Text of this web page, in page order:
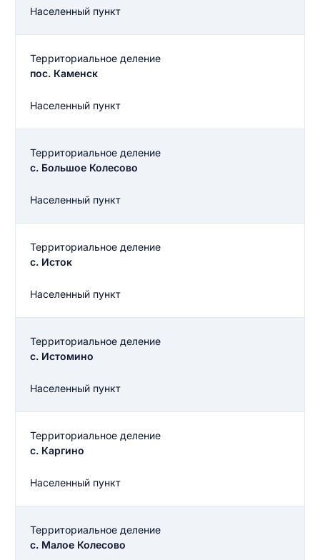
Населенный пункт
Территориальное деление
пос. Каменск
Населенный пункт
Территориальное деление
с. Большое Колесово
Населенный пункт
Территориальное деление
с. Исток
Населенный пункт
Территориальное деление
с. Истомино
Населенный пункт
Территориальное деление
с. Каргино
Населенный пункт
Территориальное деление
с. Малое Колесово